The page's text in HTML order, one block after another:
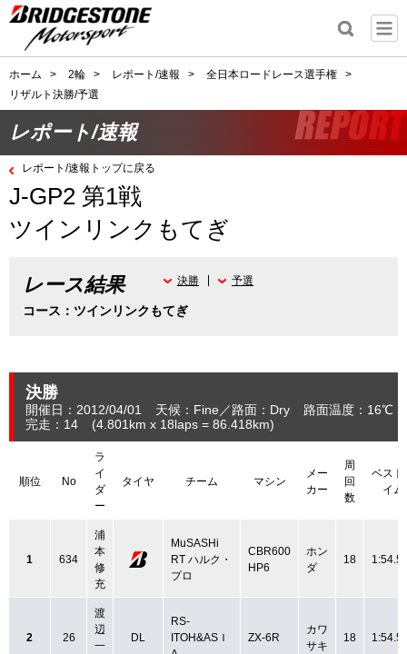
ホーム > 2輪 > レポート/速報 > 全日本ロードレース選手権
>
リザルト決勝/予選
レポート/速報
レポート/速報トップに戻る
J-GP2 第1戦
ツインリンクもてぎ
レース結果
コース：ツインリンクもてぎ
決勝 予選
決勝
開催日：2012/04/01 天候：Fine 路面：Dry
路面温度：16℃
完走：14
(4.801 km x 18laps = 86.418km)
順位 No
ラ
イ
ダ
ー
タイヤ チーム マシン
メー
カー
周
回
数
ベスト
イム
1 634
浦
本
修
充
MuSASHi
RT ハルク・
プロ
CBR600
HP6
ホン
ダ
18
2 26
渡
辺
一
DL
RS-
ITOH&ASＩ
ZX-6R
カワ
サキ
18